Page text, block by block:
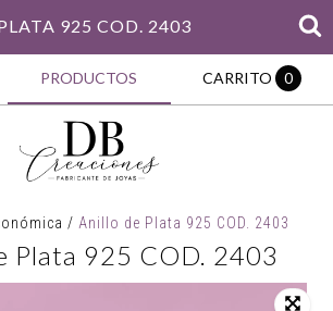
925 COD. 2403
PRODUCTOS CARRITO 0
/ Anillo de Plata 925 COD. 2403
Plata 925 COD. 2403